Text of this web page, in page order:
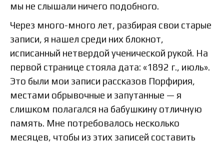
мы не слышали ничего подобного.
Через много-много лет, разбирая свои старые
записи, я нашел среди них блокнот,
исписанный нетвердой ученической рукой. На
первой странице стояла дата: «1892 г., июль».
Это были мои записи рассказов Порфирия,
местами обрывочные и запутанные — я
слишком полагался на бабушкину отличную
память. Мне потребовалось несколько
месяцев, чтобы из этих записей составить